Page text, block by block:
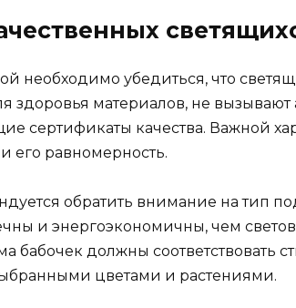
необходимо убедиться, что
здоровья материалов, не
сертификаты качества. Важной
его равномерность.
обратить внимание на тип
и энергоэкономичны, чем
бабочек должны соответствовать
цветами и растениями.